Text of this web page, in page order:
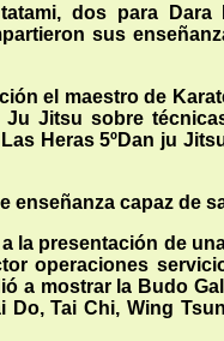
dos para
sus
el maestro de
Jitsu sobre
Heras 5ºDan ju
enseñanza capaz de
la presentación de
operaciones
a mostrar la Budo
Tai Chi, Wing